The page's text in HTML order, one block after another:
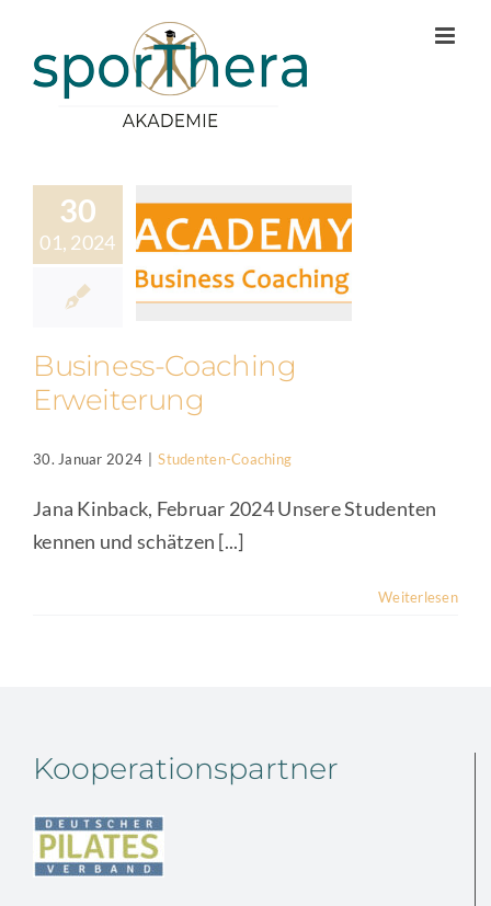
springen
30
01, 2024
Business-Coaching
Erweiterung
30. Januar 2024 | Studenten-Coaching
Jana Kinback, Februar 2024 Unsere Studenten
kennen und schätzen [...]
Weiterlesen
Kooperationspartner